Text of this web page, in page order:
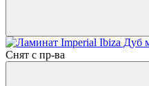
Снят с пр-ва